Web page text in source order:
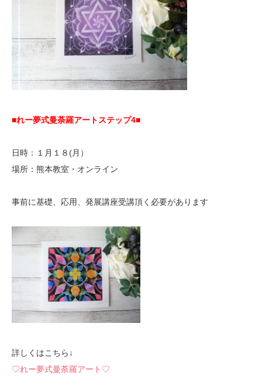
■れー夢式曼荼羅アートステップ4■
日時：１月１８(月）
場所：熊本教室・オンライン
事前に基礎、応用、発展講座受講頂く必要があります
詳しくはこちら↓
♡れー夢式曼荼羅アート♡